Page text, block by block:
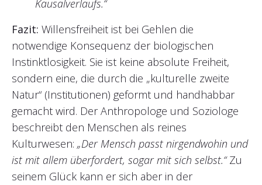
Kausalverlaufs.“
Fazit: Willensfreiheit ist bei Gehlen die
notwendige Konsequenz der biologischen
Instinktlosigkeit. Sie ist keine absolute Freiheit,
sondern eine, die durch die „kulturelle zweite
Natur“ (Institutionen) geformt und handhabbar
gemacht wird. Der Anthropologe und Soziologe
beschreibt den Menschen als reines
Kulturwesen: „Der Mensch passt nirgendwohin und
ist mit allem überfordert, sogar mit sich selbst.“Zu
seinem Glück kann er sich aber in der